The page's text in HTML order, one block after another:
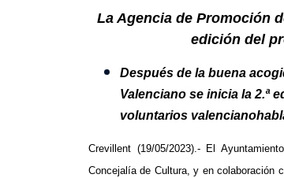
La Agencia de Promoción
edición del
Después de la buena
Valenciano se inicia la 2.ª
voluntarios
Crevillent (19/05/2023).- El
Concejalía de Cultura, y en colaboración